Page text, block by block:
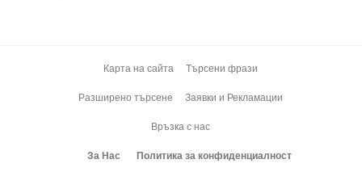
Карта на сайта Търсени фрази
Разширено търсене Заявки и Рекламации
Връзка с нас
За Нас Политика за конфиденциалност